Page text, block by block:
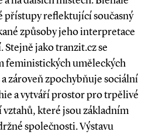
přístupy reflektující současný
způsoby jeho interpretace
jako tranzit.cz se
feministických uměleckých
zároveň zpochybňuje sociální
a vytváří prostor pro trpělivé
které jsou základním
společnosti. Výstavu